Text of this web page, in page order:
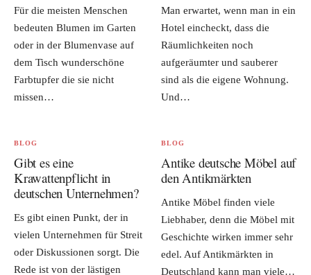
Für die meisten Menschen
bedeuten Blumen im Garten
oder in der Blumenvase auf
dem Tisch wunderschöne
Farbtupfer die sie nicht
missen…
Man erwartet, wenn man in ein
Hotel eincheckt, dass die
Räumlichkeiten noch
aufgeräumter und sauberer
sind als die eigene Wohnung.
Und…
BLOG
Gibt es eine
Krawattenpflicht in
deutschen Unternehmen?
Es gibt einen Punkt, der in
vielen Unternehmen für Streit
oder Diskussionen sorgt. Die
Rede ist von der lästigen
BLOG
Antike deutsche Möbel auf
den Antikmärkten
Antike Möbel finden viele
Liebhaber, denn die Möbel mit
Geschichte wirken immer sehr
edel. Auf Antikmärkten in
Deutschland kann man viele…